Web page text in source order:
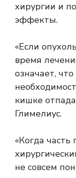
хирургии и
эффекты.
«Если
время
означает,
кишке
Глимелиус.
«Когда
не совсем